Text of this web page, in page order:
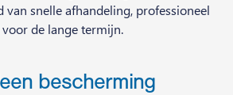
van snelle afhandeling, professioneel
de lange termijn.
bescherming